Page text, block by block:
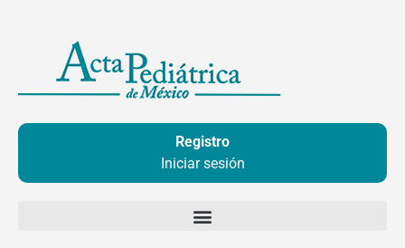
contenido
Registro
Iniciar sesión